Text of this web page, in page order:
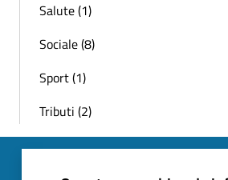
Salute (1)
Sociale (8)
Sport (1)
Tributi (2)